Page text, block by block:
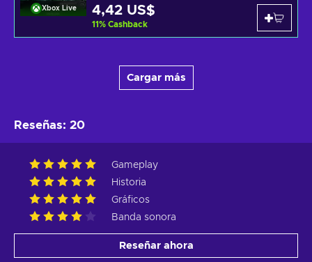
Xbox Live 4,42 US$
11% Cashback
Cargar más
Reseñas: 20
Gameplay
Historia
Gráficos
Banda sonora
Reseñar ahora